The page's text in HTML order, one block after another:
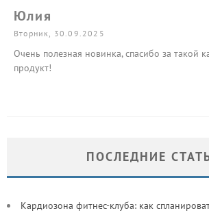
Юлия
Вторник, 30.09.2025
Очень полезная новинка, спасибо за такой
продукт!
ПОСЛЕДНИЕ
Кардиозона фитнес-клуба: как